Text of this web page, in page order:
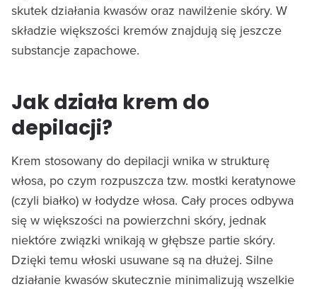
skutek działania kwasów oraz nawilżenie skóry. W
składzie większości kremów znajdują się jeszcze
substancje zapachowe.
Jak działa krem do
depilacji?
Krem stosowany do depilacji wnika w strukturę
włosa, po czym rozpuszcza tzw. mostki keratynowe
(czyli białko) w łodydze włosa. Cały proces odbywa
się w większości na powierzchni skóry, jednak
niektóre związki wnikają w głębsze partie skóry.
Dzięki temu włoski usuwane są na dłużej. Silne
działanie kwasów skutecznie minimalizują wszelkie